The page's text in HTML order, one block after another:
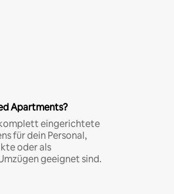
Apartments?
eingerichtete
für dein Personal,
oder als
geeignet sind.